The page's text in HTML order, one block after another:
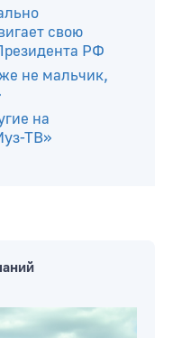
свою
РФ
не мальчик,
на
ТВ»